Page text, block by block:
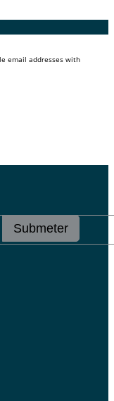
email addresses with
Submeter